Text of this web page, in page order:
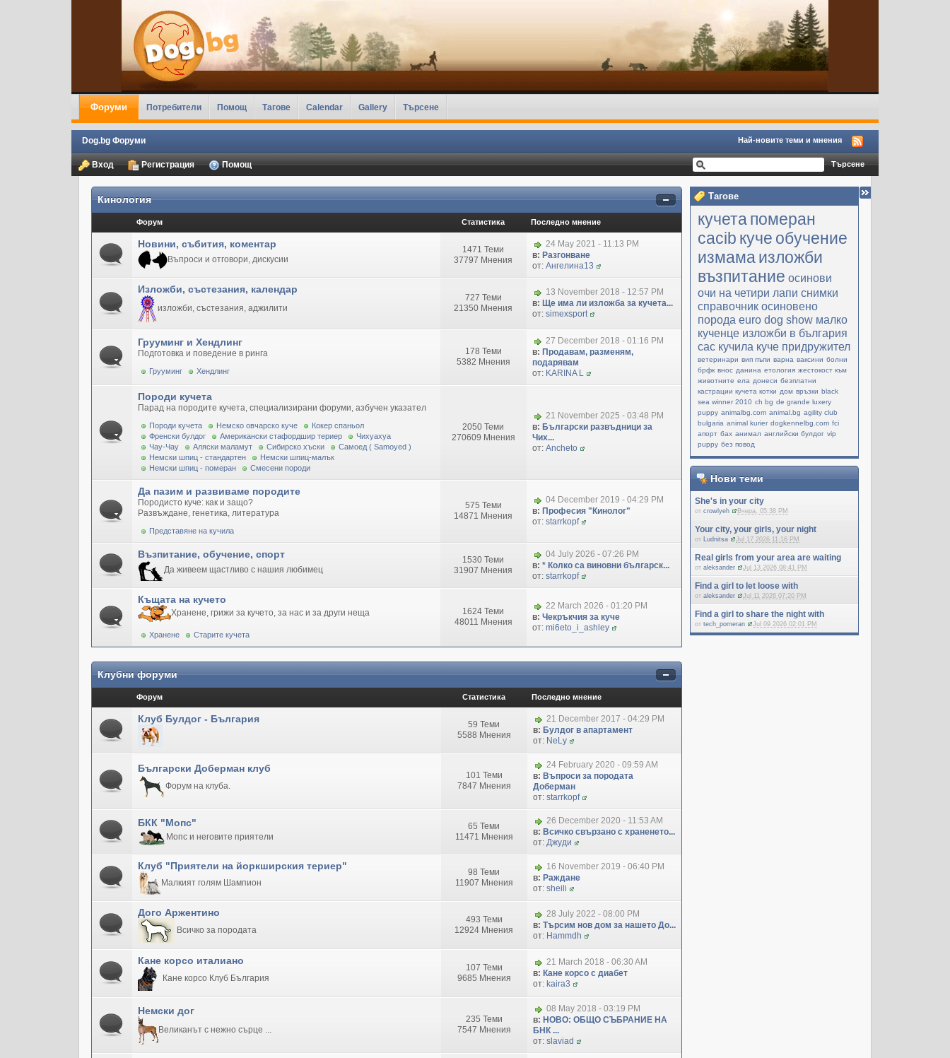
Форуми Потребители Помощ Тагове Calendar Gallery Търсене
Dog.bg Форуми Най-новите теми и мнения
Вход Регистрация Помощ
Тагове
кучетапомеран
cacib куче обучение
измамаизложби
възпитание осинови
очи на четири лапи снимки
справочник осиновено
порода еuro dog show малко
кученце изложби в българия
cac кучила куче придружител
ветеринари вип пъпи варна ваксини болни
брфк внос данина етология жестокост към
животните ела донеси безплатни
кастрации кучета котки дом връзки black
sea winner 2010 ch bg de grande luxery
puppy animalbg.com animal.bg agility club
bulgaria animal kurier dogkennelbg.com fci
апорт бах анимал английски булдог vip
puppy без повод
Нови теми
She's in your city
отcrowlyeh Вчера, 05:38 PM
Your city, your girls, your night
от Ludnitsa Jul 17 2026 11:16 PM
Real girls from your area are waiting
отaleksander Jul 13 2026 08:41 PM
Find a girl to let loose with
отaleksander Jul 11 2026 07:20 PM
Find a girl to share the night with
отtech_pomeran Jul 09 2026 02:01 PM
Кинология
Форум Статистика Последно мнение
Новини, събития, коментар
Въпроси и отговори, дискусии
1471 Теми
37797 Мнения
24 May 2021 - 11:13 PM
в: Разгонване
от: Ангелина13
Изложби, състезания, календар
изложби, състезания, аджилити
727 Теми
21350 Мнения
13 November 2018 - 12:57 PM
в: Ще има ли изложба за кучета...
от: simexsport
Грууминг и Хендлинг
Подготовка и поведение в ринга
Грууминг Хендлинг
178 Теми
5382 Мнения
27 December 2018 - 01:16 PM
в: Продавам, разменям,
подарявам
от: KARINA L
Породи кучета
Парад на породите кучета, специализирани форуми, азбучен указател
Породи кучета Немско овчарско куче
Кокер спаньол
Френски булдог
Американски стафордшир териер
Чихуахуа
Чау-Чау
Аляски маламут Сибирско хъски
Самоед ( Samoyed )
Немски шпиц - стандартен
Немски шпиц-малък
Немски шпиц - померан
Смесени породи
2050 Теми
270609 Мнения
21 November 2025 - 03:48 PM
в: Български развъдници за
Чих...
от: Ancheto
Да пазим и развиваме породите
Породисто куче: как и защо?
Развъждане, генетика, литература
Представяне на кучила
575 Теми
14871 Мнения
04 December 2019 - 04:29 PM
в: Професия "Кинолог"
от: starrkopf
Възпитание, обучение, спорт
Да живеем щастливо с нашия любимец
1530 Теми
31907 Мнения
04 July 2026 - 07:26 PM
в: * Колко са виновни българск...
от: starrkopf
Къщата на кучето
Хранене, грижи за кучето, за нас и за други неща
Хранене Старите кучета
1624 Теми
48011 Мнения
22 March 2026 - 01:20 PM
в: Чекръкчия за куче
от: mi6eto_i_ashley
Клубни форуми
Форум Статистика Последно мнение
Клуб Булдог - България
59 Теми
5588 Мнения
21 December 2017 - 04:29 PM
в: Булдог в апартамент
от: NeLy
Български Доберман клуб
Форум на клуба.
101 Теми
7847 Мнения
24 February 2020 - 09:59 AM
в: Въпроси за породата
Доберман
от: starrkopf
БКК "Мопс"
Мопс и неговите приятели
65 Теми
11471 Мнения
26 December 2020 - 11:53 AM
в: Всичко свързано с храненето...
от: Джуди
Клуб "Приятели на йоркширския териер"
Малкият голям Шампион
98 Теми
11907 Мнения
16 November 2019 - 06:40 PM
в: Раждане
от: sheili
Дого Аржентино
Всичко за породата
493 Теми
12924 Мнения
28 July 2022 - 08:00 PM
в: Търсим нов дом за нашето До...
от: Hammdh
Кане корсо италиано
Кане корсо Клуб България
107 Теми
9685 Мнения
21 March 2018 - 06:30 AM
в: Кане корсо с диабет
от: kaira3
Немски дог
Великанът с нежно сърце ...
235 Теми
7547 Мнения
08 May 2018 - 03:19 PM
в: НОВО: ОБЩО СЪБРАНИЕ НА
БНК ...
от: slaviad